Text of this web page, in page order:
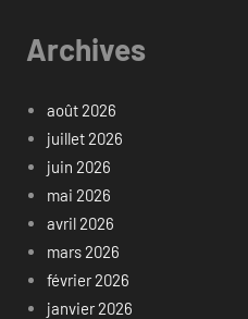
Archives
août 2026
juillet 2026
juin 2026
mai 2026
avril 2026
mars 2026
février 2026
janvier 2026